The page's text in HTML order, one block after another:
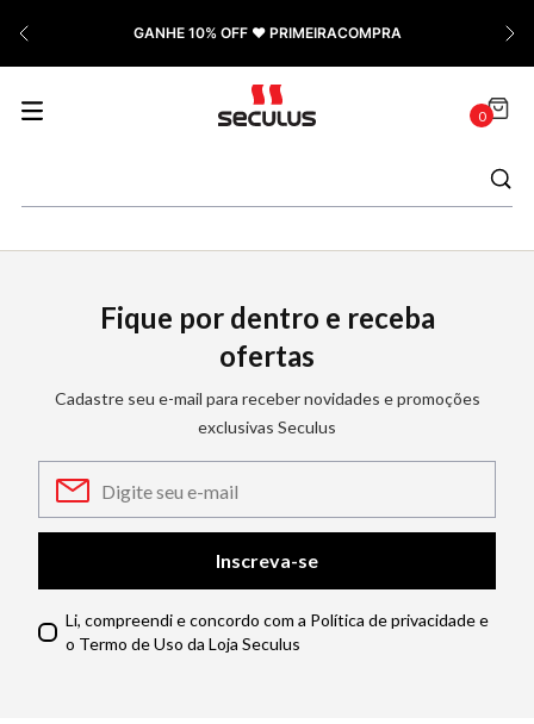
GANHE 10% OFF ❤️ PRIMEIRACOMPRA
0
Fique por dentro e receba
ofertas
Cadastre seu e-mail para receber novidades e promoções
exclusivas Seculus
Inscreva-se
Li, compreendi e concordo com a Política de privacidade e
o Termo de Uso da Loja Seculus